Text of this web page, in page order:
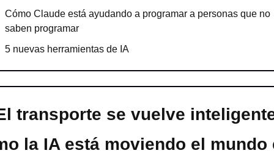
Cómo Claude está ayudando a programar a personas que no
saben programar
5 nuevas herramientas de IA
transporte se vuelve
la IA está moviendo el mundo